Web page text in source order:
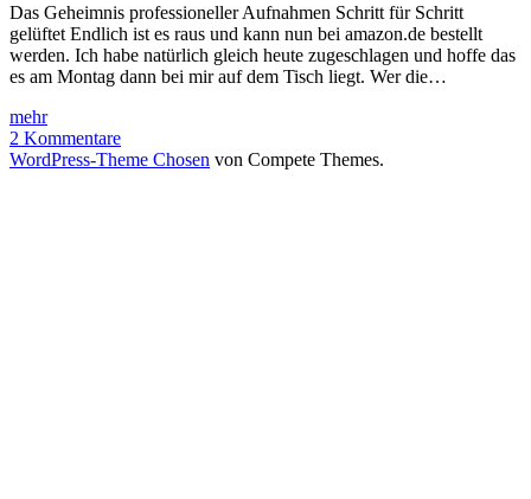
Das Geheimnis professioneller Aufnahmen Schritt für Schritt
gelüftet Endlich ist es raus und kann nun bei amazon.de bestellt
werden. Ich habe natürlich gleich heute zugeschlagen und hoffe das
es am Montag dann bei mir auf dem Tisch liegt. Wer die…
mehrScott
Kelby
–
2 Kommentare
WordPress-Theme Chosen von Compete Themes.